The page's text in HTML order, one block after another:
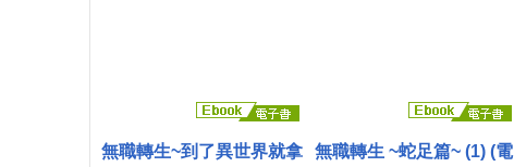
無職轉生~到了異世界就拿
無職轉生 ~蛇足篇~ (1) (電